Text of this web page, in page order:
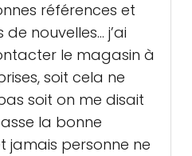
références et
nouvelles… j’ai
le magasin à
soit cela ne
soit on me disait
la bonne
jamais personne ne